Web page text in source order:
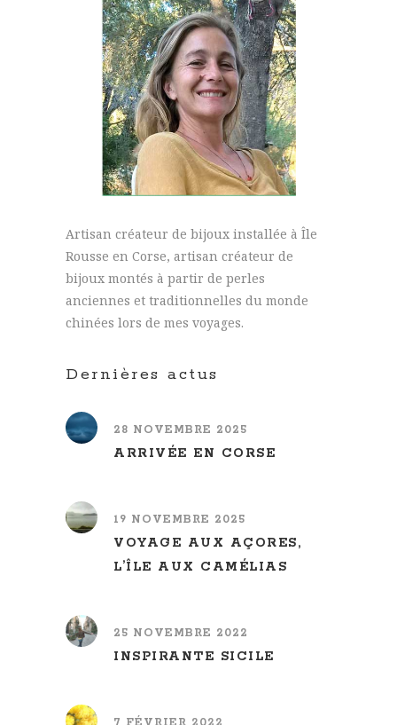
Artisan créateur de bijoux installée à Île
Rousse en Corse, artisan créateur de
bijoux montés à partir de perles
anciennes et traditionnelles du monde
chinées lors de mes voyages.
Dernières actus
28 NOVEMBRE 2025
ARRIVÉE EN CORSE
19 NOVEMBRE 2025
VOYAGE AUX AÇORES,
L’ÎLE AUX CAMÉLIAS
25 NOVEMBRE 2022
INSPIRANTE SICILE